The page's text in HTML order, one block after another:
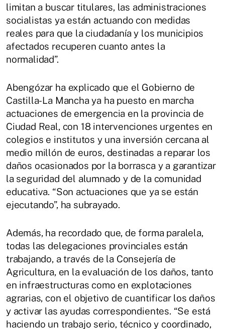
limitan a buscar titulares, las administraciones
socialistas ya están actuando con medidas
reales para que la ciudadanía y los municipios
afectados recuperen cuanto antes la
normalidad”.
Abengózar ha explicado que el Gobierno de
Castilla-La Mancha ya ha puesto en marcha
actuaciones de emergencia en la provincia de
Ciudad Real, con 18 intervenciones urgentes en
colegios e institutos y una inversión cercana al
medio millón de euros, destinadas a reparar los
daños ocasionados por la borrasca y a garantizar
la seguridad del alumnado y de la comunidad
educativa. “Son actuaciones que ya se están
ejecutando”, ha subrayado.
Además, ha recordado que, de forma paralela,
todas las delegaciones provinciales están
trabajando, a través de la Consejería de
Agricultura, en la evaluación de los daños, tanto
en infraestructuras como en explotaciones
agrarias, con el objetivo de cuantificar los daños
y activar las ayudas correspondientes. “Se está
haciendo un trabajo serio, técnico y coordinado,